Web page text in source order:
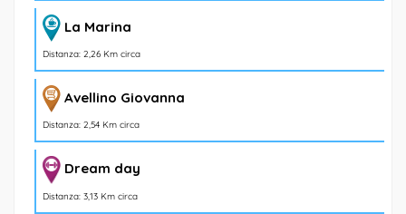
La Marina
Distanza: 2,26 Km circa
Avellino Giovanna
Distanza: 2,54 Km circa
Dream day
Distanza: 3,13 Km circa